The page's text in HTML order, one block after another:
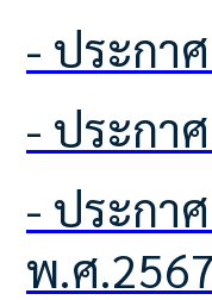
- ประก
- ประก
- ประกาศ เรื่อง ผลการติดตามเเละประเมินผลเเผนพัฒนาท้องถิ่น ประจำปีงบประมาณ
พ.ศ.2567